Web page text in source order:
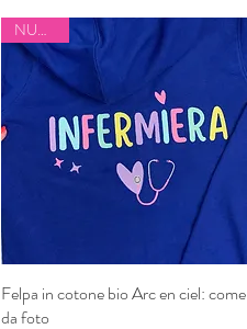
Vista rapida
NUOVO
Felpa in cotone bio Arc en ciel: come
da foto